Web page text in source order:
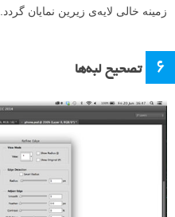
زمینه خالی لایه‌ی زیرین نمایان گردد.
۶ تصحیح لبه‌ها